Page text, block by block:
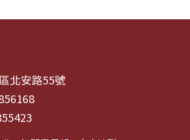
北安路55號